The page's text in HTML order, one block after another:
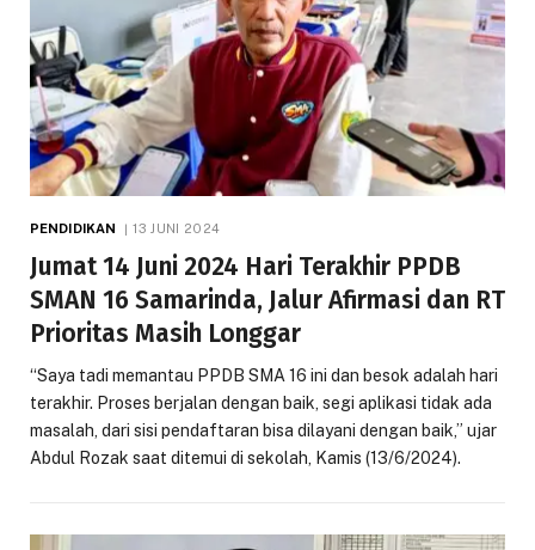
PENDIDIKAN 13 JUNI 2024
Jumat 14 Juni 2024 Hari Terakhir PPDB
SMAN 16 Samarinda, Jalur Afirmasi dan RT
Prioritas Masih Longgar
“Saya tadi memantau PPDB SMA 16 ini dan besok adalah hari
terakhir. Proses berjalan dengan baik, segi aplikasi tidak ada
masalah, dari sisi pendaftaran bisa dilayani dengan baik,” ujar
Abdul Rozak saat ditemui di sekolah, Kamis (13/6/2024).